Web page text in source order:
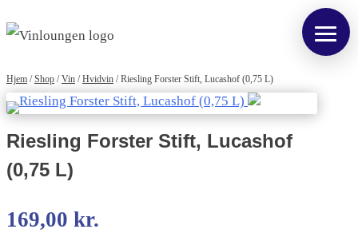
Hjem /Shop /Vin /Hvidvin /Riesling Forster Stift, Lucashof (0,75 L)
Riesling Forster Stift, Lucashof
(0,75 L)
169,00 kr.